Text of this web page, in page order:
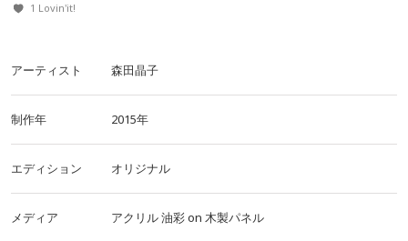
1 Lovin'it!
アーティスト 森田晶子
制作年 2015年
エディション オリジナル
メディア アクリル油彩on 木製パネル